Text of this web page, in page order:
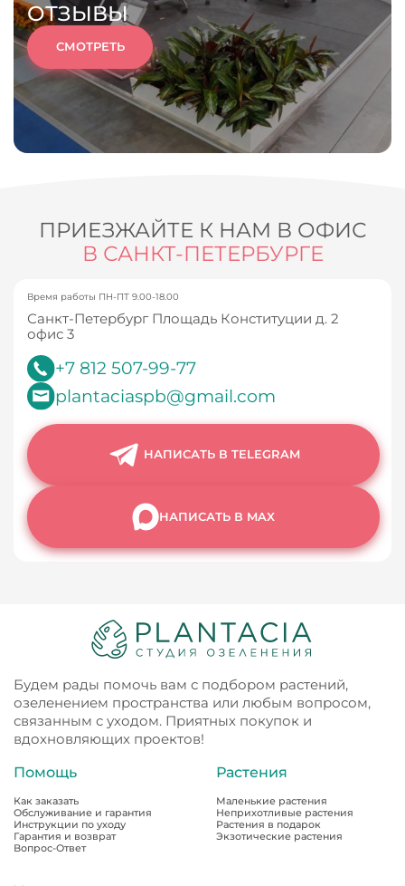
ОТЗЫВЫ
СМОТРЕТЬ
ПРИЕЗЖАЙТЕ К НАМ В ОФИС
В САНКТ-ПЕТЕРБУРГЕ
Время работы ПН-ПТ 9.00-18.00
Санкт-Петербург Площадь Конституции д. 2
офис 3
+7 812 507-99-77
plantaciaspb@gmail.com
НАПИСАТЬ В TELEGRAM
НАПИСАТЬ В MAX
Будем рады помочь вам с подбором растений,
озеленением пространства или любым вопросом,
связанным с уходом. Приятных покупок и
вдохновляющих проектов!
Помощь
Как заказать
Обслуживание и гарантия
Инструкции по уходу
Гарантия и возврат
Вопрос-Ответ
Растения
Маленькие растения
Неприхотливые растения
Растения в подарок
Экзотические растения